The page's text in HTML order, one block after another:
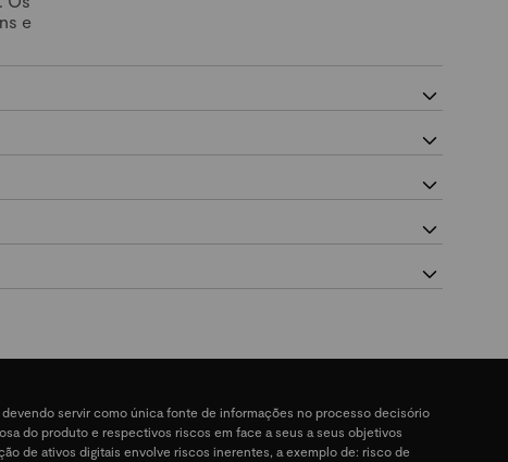
e
servir como única fonte de informações no processo decisório
do produto e respectivos riscos em face a seus a seus objetivos
de ativos digitais envolve riscos inerentes, a exemplo de: risco de